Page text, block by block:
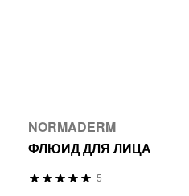
NORMADERM
ФЛЮИД ДЛЯ ЛИЦА
Р
5